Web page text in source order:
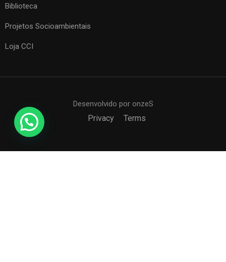
Biblioteca
Projetos Socioambientais
Loja CCI
Desenvolvido por onzeS
Privacy Terms